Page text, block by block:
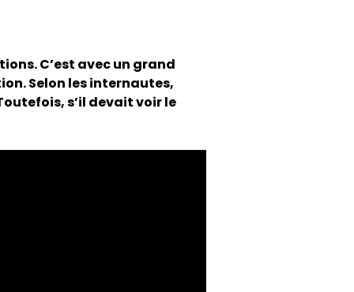
C’est avec un grand
Selon les internautes,
s’il devait voir le